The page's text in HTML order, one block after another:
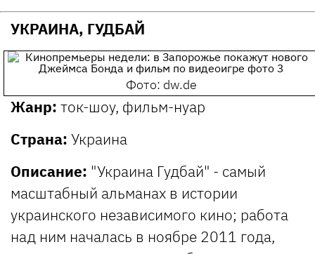
УКРАИНА, ГУДБАЙ
Фото: dw.de
Жанр: ток-шоу, фильм-нуар
Страна: Украина
Описание: "Украина Гудбай" - самый
масштабный альманах в истории
украинского независимого кино; работа
над ним началась в ноябре 2011 года,